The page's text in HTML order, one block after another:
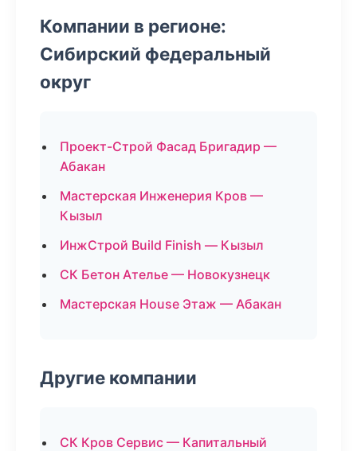
Компании в регионе:
Сибирский федеральный
округ
Проект-Строй Фасад Бригадир —
Абакан
Мастерская Инженерия Кров —
Кызыл
ИнжСтрой Build Finish — Кызыл
СК Бетон Ателье — Новокузнецк
Мастерская House Этаж — Абакан
Другие компании
СК Кров Сервис — Капитальный